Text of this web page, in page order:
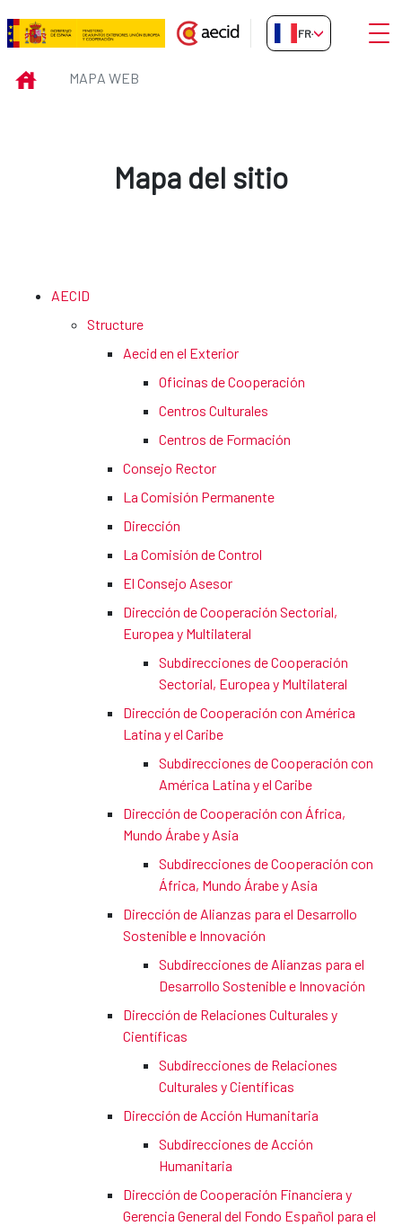
Saut au contenu principal
Mapa web
FR-FR
INICIOMAPA WEB
Mapa del sitio
AECID
Structure
Aecid en el Exterior
Oficinas de Cooperación
Centros Culturales
Centros de Formación
Consejo Rector
La Comisión Permanente
Dirección
La Comisión de Control
El Consejo Asesor
Dirección de Cooperación Sectorial,
Europea y Multilateral
Subdirecciones de Cooperación
Sectorial, Europea y Multilateral
Dirección de Cooperación con América
Latina y el Caribe
Subdirecciones de Cooperación con
América Latina y el Caribe
Dirección de Cooperación con África,
Mundo Árabe y Asia
Subdirecciones de Cooperación con
África, Mundo Árabe y Asia
Dirección de Alianzas para el Desarrollo
Sostenible e Innovación
Subdirecciones de Alianzas para el
Desarrollo Sostenible e Innovación
Dirección de Relaciones Culturales y
Científicas
Subdirecciones de Relaciones
Culturales y Científicas
Dirección de Acción Humanitaria
Subdirecciones de Acción
Humanitaria
Dirección de Cooperación Financiera y
Gerencia General del Fondo Español para el